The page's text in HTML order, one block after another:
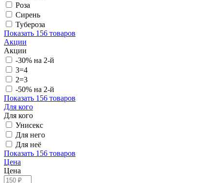
Роза
Сирень
Тубероза
Показать 156 товаров
Акции
Акции
-30% на 2-й
3=4
2=3
-50% на 2-й
Показать 156 товаров
Для кого
Для кого
Унисекс
Для него
Для неё
Показать 156 товаров
Цена
Цена